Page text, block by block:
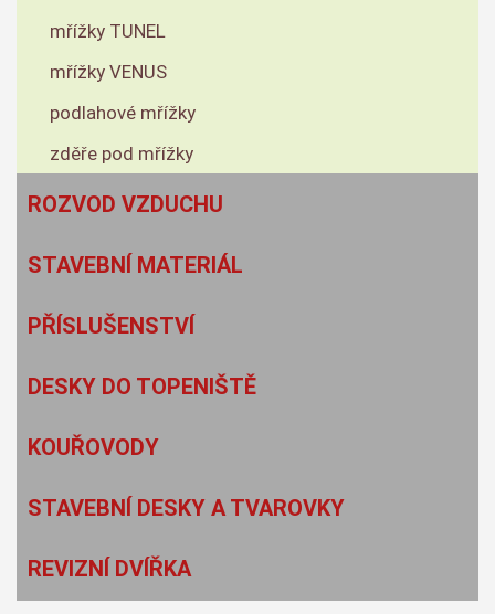
mřížky TUNEL
mřížky VENUS
podlahové mřížky
zděře pod mřížky
ROZVOD VZDUCHU
STAVEBNÍ MATERIÁL
PŘÍSLUŠENSTVÍ
DESKY DO TOPENIŠTĚ
KOUŘOVODY
STAVEBNÍ DESKY A TVAROVKY
REVIZNÍ DVÍŘKA